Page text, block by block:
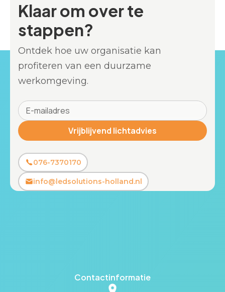
Klaar om over te
stappen?
Ontdek hoe uw organisatie kan
profiteren van een duurzame
werkomgeving.
076-7370170
info@ledsolutions-holland.nl
Contactinformatie